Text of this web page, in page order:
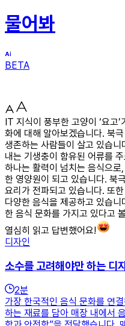
물어봐
BETA
IT 지식이 풍부한 고양이 ‘요고
화에 대해 알아보겠습니다. 북
생존하는 사람들이 살고 있습
내는 기생충이 함유된 어류를
하나는 활력이 넘치는 음식으
한 영양원이 되고 있습니다. 북
요리가 전파되고 있습니다. 또
다양한 음식을 제공하고 있습
한 음식 문화를 가지고 있다고
열심히 읽고 답변했어요!
디자인
소수를 고려해야만 하는 디
2분
가장 한국적인 음식 문화를 연
하는 재료를 담아 매장 내에서